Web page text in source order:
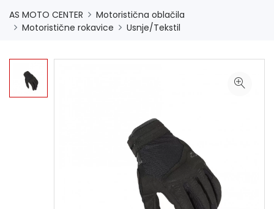
AS MOTO CENTER
Motoristična oblačila
Motoristične rokavice
Usnje/Tekstil